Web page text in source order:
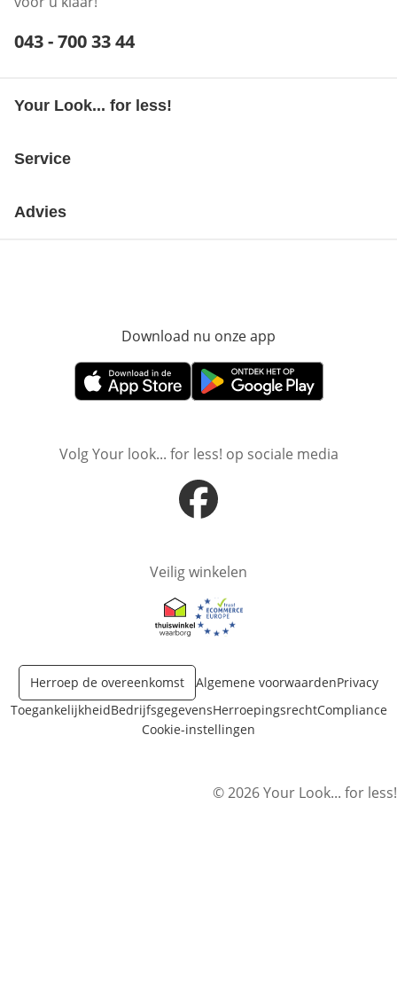
Telefoonnummer:
043 - 700 33 44
Your Look... for less!
Service
Advies
Download nu onze app
Opent in nieuw vensterOpent in nieuw venster
Volg Your look... for less! op sociale media
Opent in nieuw venster
Veilig winkelen
Opent in nieuw venster
Opent in nieuw venster
Herroep de overeenkomst Algemene voorwaardenPrivacy
ToegankelijkheidBedrijfsgegevensHerroepingsrechtCompliance
Cookie-instellingen
© 2026 Your Look... for less!